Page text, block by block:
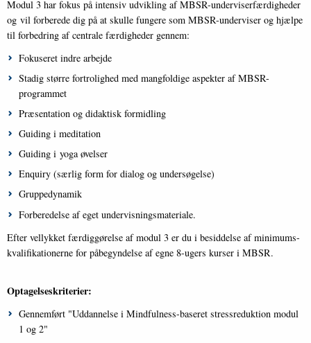
Modul 3 har fokus på intensiv udvikling af MBSR-underviserfærdigheder
og vil forberede dig på at skulle fungere som MBSR-underviser og hjælpe
til forbedring af centrale færdigheder gennem:
Fokuseret indre arbejde
Stadig større fortrolighed med mangfoldige aspekter af MBSR-
programmet
Præsentation og didaktisk formidling
Guiding i meditation
Guiding i yoga øvelser
Enquiry (særlig form for dialog og undersøgelse)
Gruppedynamik
Forberedelse af eget undervisningsmateriale.
Efter vellykket færdiggørelse af modul 3 er du i besiddelse af minimums-
kvalifikationerne for påbegyndelse af egne 8-ugers kurser i MBSR.
Optagelseskriterier:
Gennemført "Uddannelse i Mindfulness-baseret stressreduktion modul
1 og 2"